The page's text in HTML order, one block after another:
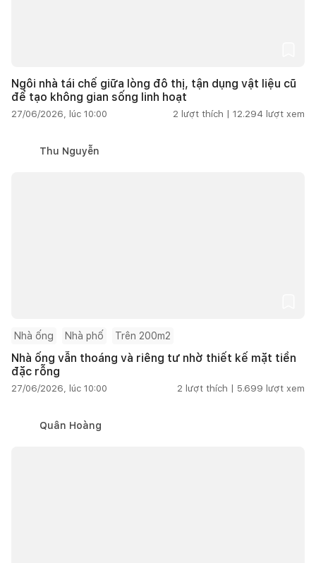
Ngôi nhà tái chế giữa lòng đô thị, tận dụng vật liệu cũ
để tạo không gian sống linh hoạt
27/06/2026, lúc 10:00 2 lượt thích | 12.294 lượt xem
Thu Nguyễn
Nhà ống Nhà phố Trên 200m2
Nhà ống vẫn thoáng và riêng tư nhờ thiết kế mặt tiền
đặc rỗng
27/06/2026, lúc 10:00 2 lượt thích | 5.699 lượt xem
Quân Hoàng